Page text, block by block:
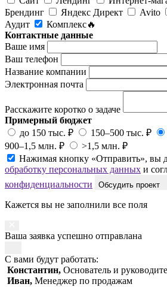
Брендинг
Яндекс Директ Avito
Аудит
Комплекс🔥
Контактные данные
Ваше имя
Ваш телефон
Название компании
Электронная почта
Расскажите коротко о задаче
Примерный бюджет
до 150 тыс. ₽
150–500 тыс. ₽
900–1,5 млн. ₽
>1,5 млн. ₽
Нажимая кнопку «Отправить», вы
обработку персональных данных и
конфиденциальности
Обсудить проект
Кажется вы не заполнили все поля
Ваша заявка успешно отправлана
С вами будут работать:
Константин, Основатель и
Иван, Менеджер по продажам